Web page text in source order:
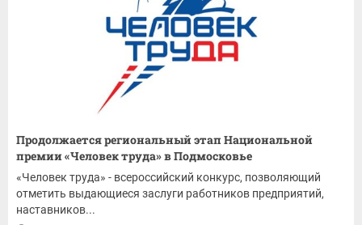
Продолжается региональный этап Национальной
премии «Человек труда» в Подмосковье
«Человек труда» - всероссийский конкурс, позволяющий
отметить выдающиеся заслуги работников предприятий,
наставников...